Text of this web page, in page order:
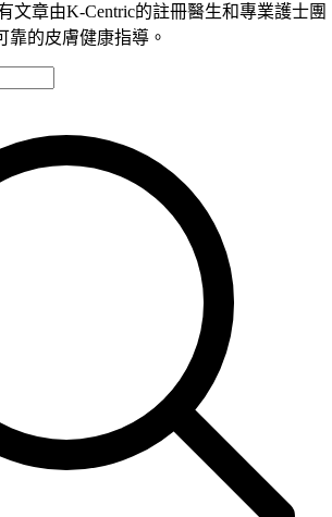
文章由K-Centric的註冊醫生和專業護士團
靠的皮膚健康指導。